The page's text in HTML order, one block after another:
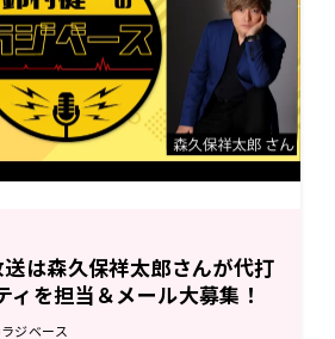
は森久保祥太郎さんが代打
ィを担当＆メール大募集！
ジベース』
ジベース